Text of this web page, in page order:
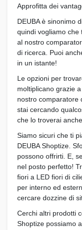
Approfitta dei
DEUBA è sinonimo
quindi vogliamo che
al nostro
di ricerca. Puoi
in un istante!
Le opzioni per
moltiplicano grazie
nostro comparatore
stai cercando
che lo troverai
Siamo sicuri che ti
DEUBA Shoptize.
possono offrirti. E,
nel posto perfetto!
fiori a LED fiori di
per interno ed
cercare dozzine di
Cerchi altri prodotti
Shoptize possiamo